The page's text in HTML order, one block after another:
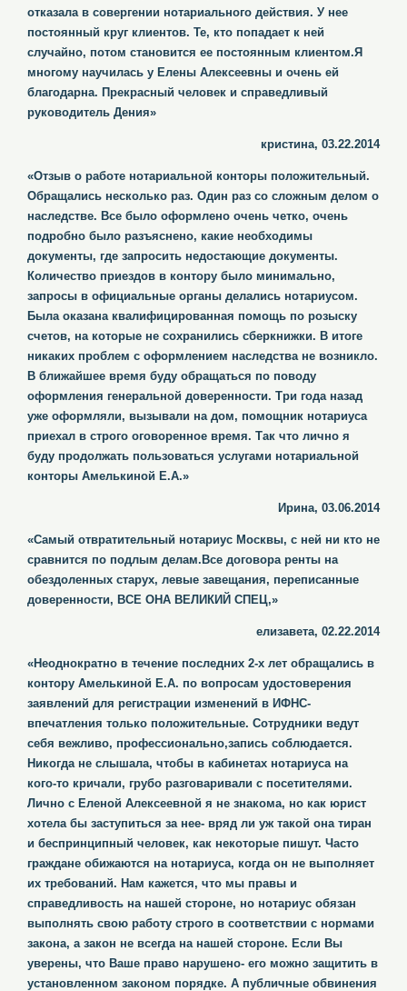
отказала в совергении нотариального действия. У нее
постоянный круг клиентов. Те, кто попадает к ней
случайно, потом становится ее постоянным клиентом.Я
многому научилась у Елены Алексеевны и очень ей
благодарна. Прекрасный человек и справедливый
руководитель Дения»
кристина, 03.22.2014
«Отзыв о работе нотариальной конторы положительный.
Обращались несколько раз. Один раз со сложным делом о
наследстве. Все было оформлено очень четко, очень
подробно было разъяснено, какие необходимы
документы, где запросить недостающие документы.
Количество приездов в контору было минимально,
запросы в официальные органы делались нотариусом.
Была оказана квалифицированная помощь по розыску
счетов, на которые не сохранились сберкнижки. В итоге
никаких проблем с оформлением наследства не возникло.
В ближайшее время буду обращаться по поводу
оформления генеральной доверенности. Три года назад
уже оформляли, вызывали на дом, помощник нотариуса
приехал в строго оговоренное время. Так что лично я
буду продолжать пользоваться услугами нотариальной
конторы Амелькиной Е.А.»
Ирина, 03.06.2014
«Самый отвратительный нотариус Москвы, с ней ни кто не
сравнится по подлым делам.Все договора ренты на
обездоленных старух, левые завещания, переписанные
доверенности, ВСЕ ОНА ВЕЛИКИЙ СПЕЦ,»
елизавета, 02.22.2014
«Неоднократно в течение последних 2-х лет обращались в
контору Амелькиной Е.А. по вопросам удостоверения
заявлений для регистрации изменений в ИФНС-
впечатления только положительные. Сотрудники ведут
себя вежливо, профессионально,запись соблюдается.
Никогда не слышала, чтобы в кабинетах нотариуса на
кого-то кричали, грубо разговаривали с посетителями.
Лично с Еленой Алексеевной я не знакома, но как юрист
хотела бы заступиться за нее- вряд ли уж такой она тиран
и беспринципный человек, как некоторые пишут. Часто
граждане обижаются на нотариуса, когда он не выполняет
их требований. Нам кажется, что мы правы и
справедливость на нашей стороне, но нотариус обязан
выполнять свою работу строго в соответствии с нормами
закона, а закон не всегда на нашей стороне. Если Вы
уверены, что Ваше право нарушено- его можно защитить в
установленном законом порядке. А публичные обвинения